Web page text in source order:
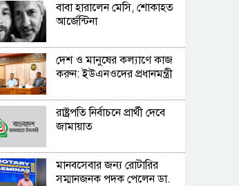
বাবা হারালেন মেসি, শোকাহত
আর্জেন্টিনা
দেশ ও মানুষের কল্যাণে কাজ
করুন: ইউএনওদের প্রধানমন্ত্রী
রাষ্ট্রপতি নির্বাচনে প্রার্থী দেবে
জামায়াত
মানবসেবার জন্য রোটারির
সম্মানজনক পদক পেলেন ডা.